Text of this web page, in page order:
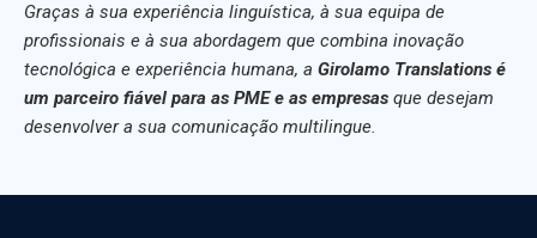
Graças à sua experiência linguística, à sua equipa de
profissionais e à sua abordagem que combina inovação
tecnológica e experiência humana, a Girolamo Translations é
um parceiro fiável para as PME e as empresas que desejam
desenvolver a sua comunicação multilingue.